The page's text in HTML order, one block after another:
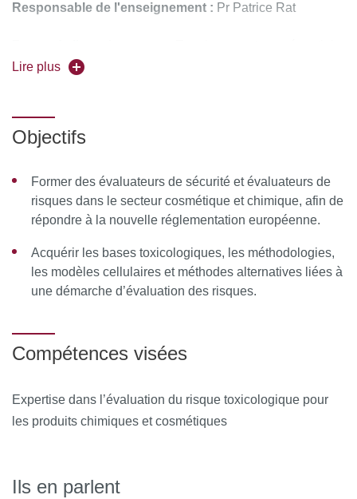
Responsable de l'enseignement : Pr Patrice Rat
Lire plus
Objectifs
Former des évaluateurs de sécurité et évaluateurs de
risques dans le secteur cosmétique et chimique, afin de
répondre à la nouvelle réglementation européenne.
Acquérir les bases toxicologiques, les méthodologies,
les modèles cellulaires et méthodes alternatives liées à
une démarche d’évaluation des risques.
Compétences visées
Expertise dans l’évaluation du risque toxicologique pour
les produits chimiques et cosmétiques
Ils en parlent